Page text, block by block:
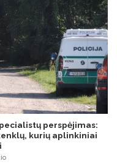
perspėjimas:
kurių aplinkiniai